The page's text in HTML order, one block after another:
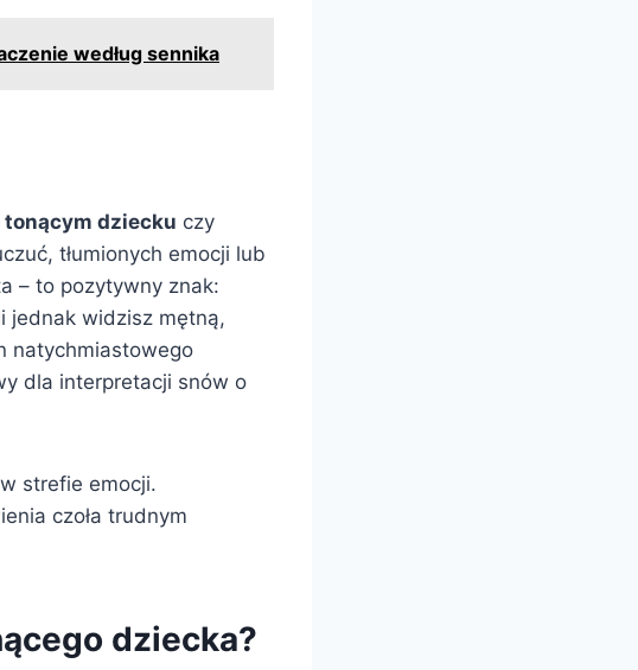
według sennika
tonącym dziecku czy
tłumionych emocji lub
– to pozytywny znak:
jednak widzisz mętną,
natychmiastowego
dla interpretacji snów o
strefie emocji.
czoła trudnym
dziecka?